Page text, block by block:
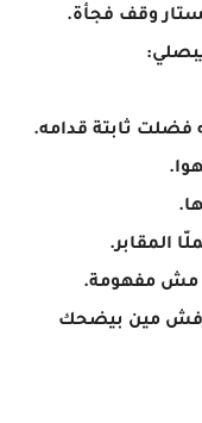
وقف فجأة.
ثابتة قدامه.
المقابر.
مش مفهومة.
مين بيضحك